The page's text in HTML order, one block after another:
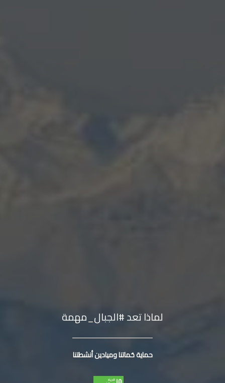
لماذا تعد #الجبال_مهمة
حماية حُماتنا وميادين أنشطتنا